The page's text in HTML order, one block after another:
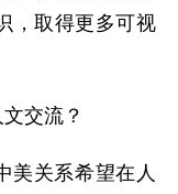
，取得更多可视
交流？
美关系希望在人